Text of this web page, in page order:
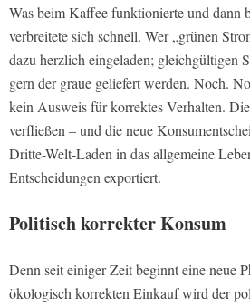
Was beim Kaffee funktionierte und dann
verbreitete sich schnell. Wer „grünen
dazu herzlich eingeladen; gleichgültigen
gern der graue geliefert werden. Noch.
kein Ausweis für korrektes Verhalten.
verfließen – und die neue
Dritte-Welt-Laden in das allgemeine
Entscheidungen exportiert.
Politisch korrekter Konsum
Denn seit einiger Zeit beginnt eine neue
ökologisch korrekten Einkauf wird der